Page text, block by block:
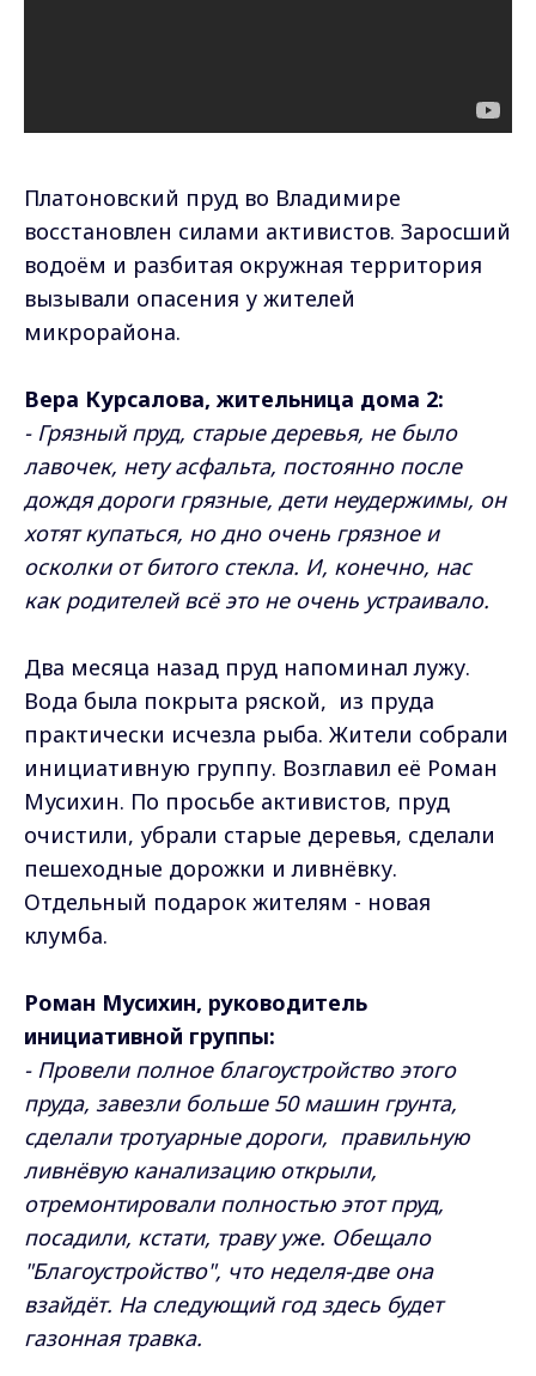
Платоновский пруд во Владимире
восстановлен силами активистов. Заросший
водоём и разбитая окружная территория
вызывали опасения у жителей
микрорайона.
Вера Курсалова, жительница дома 2:
- Грязный пруд, старые деревья, не было
лавочек, нету асфальта, постоянно после
дождя дороги грязные, дети неудержимы, он
хотят купаться, но дно очень грязное и
осколки от битого стекла. И, конечно, нас
как родителей всё это не очень устраивало.
Два месяца назад пруд напоминал лужу.
Вода была покрыта ряской, из пруда
практически исчезла рыба. Жители собрали
инициативную группу. Возглавил её Роман
Мусихин. По просьбе активистов, пруд
очистили, убрали старые деревья, сделали
пешеходные дорожки и ливнёвку.
Отдельный подарок жителям - новая
клумба.
Роман Мусихин, руководитель
инициативной группы:
- Провели полное благоустройство этого
пруда, завезли больше 50 машин грунта,
сделали тротуарные дороги, правильную
ливнёвую канализацию открыли,
отремонтировали полностью этот пруд,
посадили, кстати, траву уже. Обещало
"Благоустройство", что неделя-две она
взайдёт. На следующий год здесь будет
газонная травка.